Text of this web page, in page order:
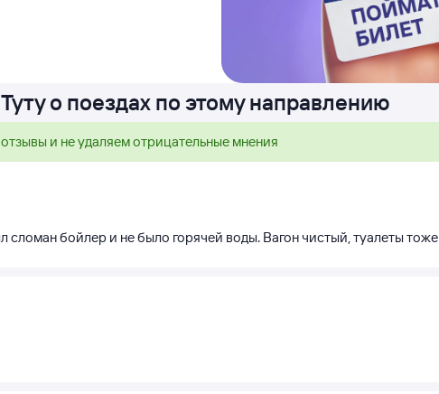
о поездах по этому направлению
и не удаляем отрицательные мнения
сломан бойлер и не было горячей воды. Вагон чистый, туалеты тоже